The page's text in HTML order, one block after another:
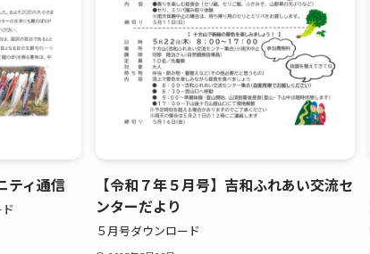
ティ通信
【令和７年５月号】吉和ふれあい交流セ
ンターだより
５月号ダウンロード